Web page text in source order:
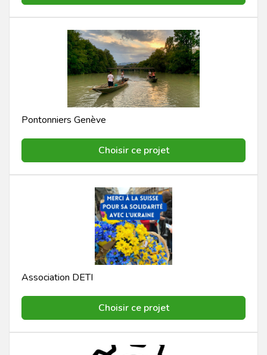
Pontonniers Genève
Choisir ce projet
Association DETI
Choisir ce projet